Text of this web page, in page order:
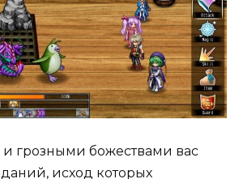
грозными божествами вас
исход которых